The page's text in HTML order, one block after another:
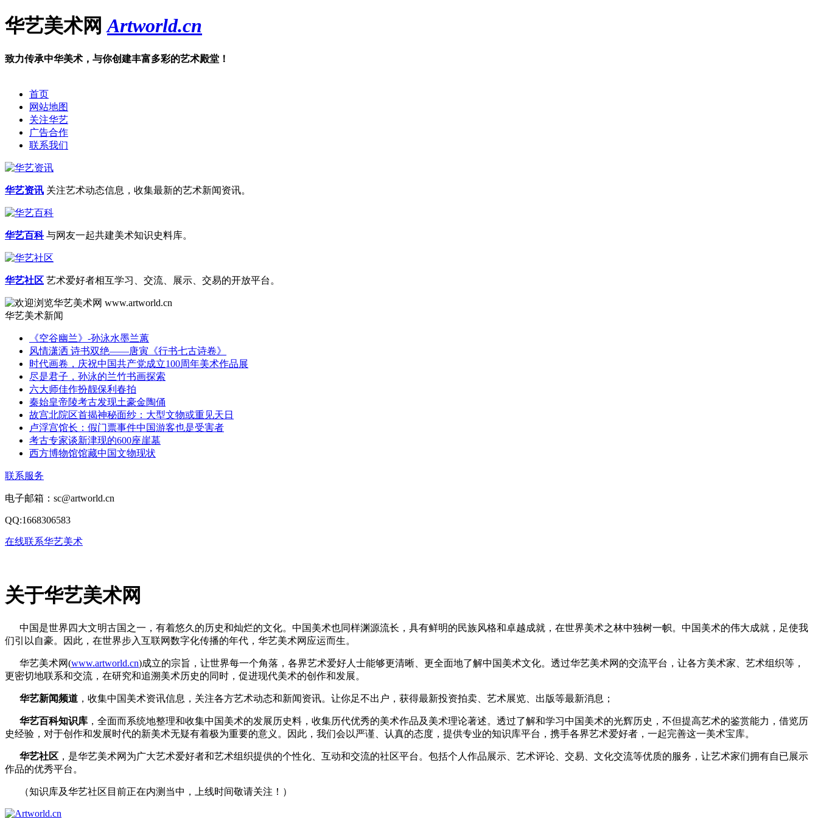
华艺美术网 Artworld.cn
致力传承中华美术，与你创建丰富多彩的艺术殿堂！
首页
网站地图
关注华艺
广告合作
联系我们
华艺资讯 关注艺术动态信息，收集最新的艺术新闻资讯。
华艺百科与网友一起共建美术知识史料库。
华艺社区 艺术爱好者相互学习、交流、展示、交易的开放平台。
华艺美术新闻
《空谷幽兰》-孙泳水墨兰蕙
风情潇洒 诗书双绝——唐寅《行书七古诗卷》
时代画卷，庆祝中国共产党成立100周年美术作品展
尽是君子，孙泳的兰竹书画探索
六大师佳作扮靓保利春拍
秦始皇帝陵考古发现土豪金陶俑
故宫北院区首揭神秘面纱：大型文物或重见天日
卢浮宫馆长：假门票事件中国游客也是受害者
考古专家谈新津现的600座崖墓
西方博物馆馆藏中国文物现状
联系服务
电子邮箱：sc@artworld.cn
QQ:1668306583
在线联系华艺美术
关于华艺美术网
中国是世界四大文明古国之一，有着悠久的历史和灿烂的文化。中国美术也同样渊源流长，具有鲜明的民族风格和卓越成就，在世界美术之林中独树一帜。中国美术的伟大成就，足使我
们引以自豪。因此，在世界步入互联网数字化传播的年代，华艺美术网应运而生。
华艺美术网(www.artworld.cn)成立的宗旨，让世界每一个角落，各界艺术爱好人士能够更清晰、更全面地了解中国美术文化。透过华艺美术网的交流平台，让各方美术家、艺术组织等，
更密切地联系和交流，在研究和追溯美术历史的同时，促进现代美术的创作和发展。
华艺新闻频道 ，收集中国美术资讯信息，关注各方艺术动态和新闻资讯。让你足不出户，获得最新投资拍卖、艺术展览、出版等最新消息；
华艺百科知识库 ，全面而系统地整理和收集中国美术的发展历史料，收集历代优秀的美术作品及美术理论著述。透过了解和学习中国美术的光辉历史，不但提高艺术的鉴赏能力，借览历
史经验，对于创作和发展时代的新美术无疑有着极为重要的意义。因此，我们会以严谨、认真的态度，提供专业的知识库平台，携手各界艺术爱好者，一起完善这一美术宝库。
华艺社区 ，是华艺美术网为广大艺术爱好者和艺术组织提供的个性化、互动和交流的社区平台。包括个人作品展示、艺术评论、交易、文化交流等优质的服务，让艺术家们拥有自已展示
作品的优秀平台。
（知识库及华艺社区目前正在内测当中，上线时间敬请关注！）